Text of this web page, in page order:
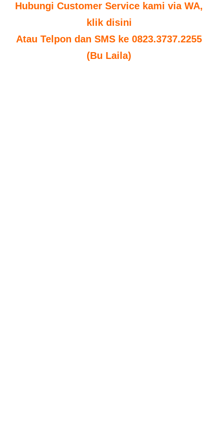
Hubungi Customer Service kami via WA,
klik disini
Atau Telpon dan SMS ke 0823.3737.2255
(Bu Laila)